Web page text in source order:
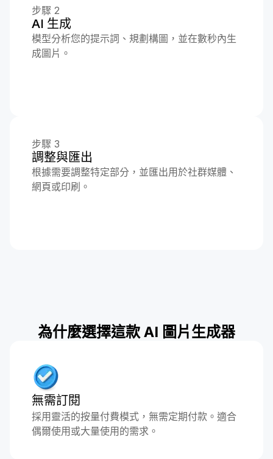
步驟 2
AI 生成
模型分析您的提示詞、規劃構圖，並在數秒內生
成圖片。
步驟 3
調整與匯出
根據需要調整特定部分，並匯出用於社群媒體、
網頁或印刷。
為什麼選擇這款 AI 圖片生成器
無需訂閱
採用靈活的按量付費模式，無需定期付款。適合
偶爾使用或大量使用的需求。